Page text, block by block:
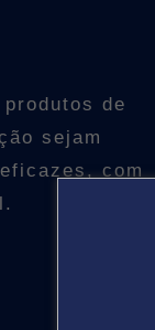
de
sejam
com